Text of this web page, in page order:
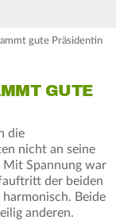
gute Präsidentin
GUTE
die
nicht an seine
Mit Spannung war
der beiden
Beide
anderen.